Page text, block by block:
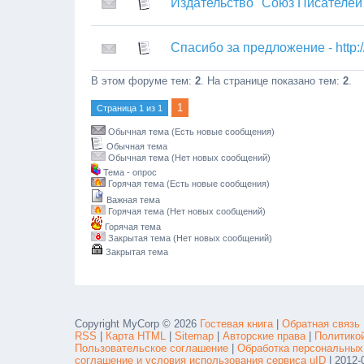
Издательство "Союз
Спасибо за предложение -
В этом форуме тем: 2. На странице показано тем: 2.
Страница 1 из 1 1
Обычная тема (Есть новые сообщения)
Обычная тема
Обычная тема (Нет новых сообщений)
Тема - опрос
Горячая тема (Есть новые сообщения)
Важная тема
Горячая тема (Нет новых сообщений)
Горячая тема
Закрытая тема (Нет новых сообщений)
Закрытая тема
Copyright MyCorp © 2026 Гостевая книга| Обратная связь
RSS
Карта HTML Sitemap Авторские права|
Пользовательское соглашение
Обработка
соглашение и условия использования сервиса uID
|